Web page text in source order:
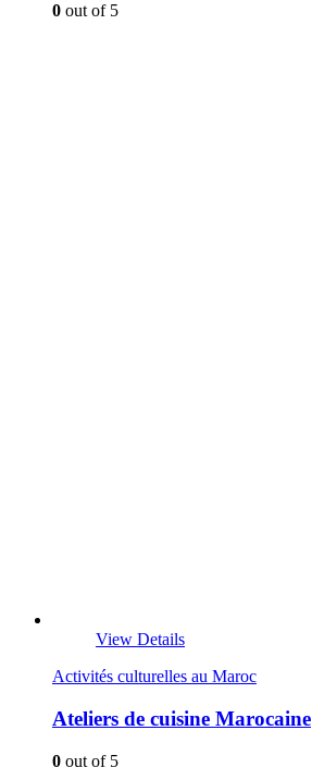
0 out of 5
View Details
Activités culturelles au Maroc
Ateliers de cuisine Marocaine
0 out of 5